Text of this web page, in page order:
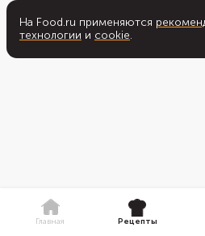
На Food.ru применяются
технологии и cookie.
Главная Рецепты